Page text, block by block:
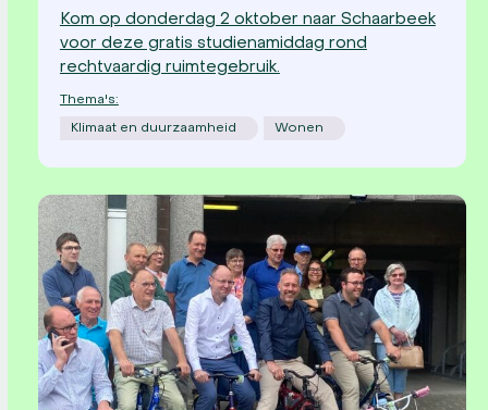
Kom op donderdag 2 oktober naar Schaarbeek
voor deze gratis studienamiddag rond
rechtvaardig ruimtegebruik.
Thema's:
Klimaat en duurzaamheid Wonen